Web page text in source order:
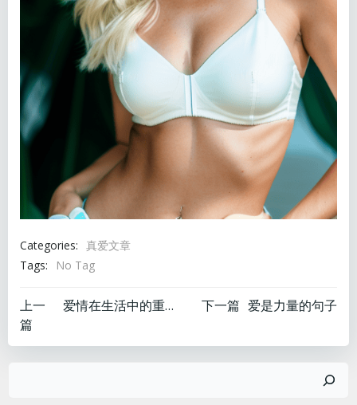
Categories: 真爱文章
Tags:
No Tag
文
章
上一
篇
爱情在生活中的重要性
文
章
下一篇 爱是力量的句子